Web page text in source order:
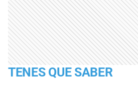
TENES QUE SABER